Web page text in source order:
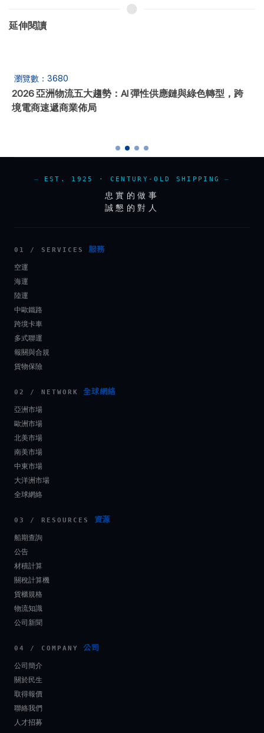
延伸閱讀
瀏覽數：3680
2026 亞洲物流五大趨勢：AI 彈性供應鏈與綠色轉型，跨
境電商速遞商業佈局
EST. 1925 · CENTURY-OLD SHIPPING
忠實的做事
誠懇的對人
01 / SERVICES 服務
空運
海運
陸運
中歐鐵路
跨境卡車
多式聯運
報關與合規
貨物保險
02 / NETWORK 全球網絡
亞洲市場
歐洲市場
北美市場
南美市場
中東市場
大洋洲市場
全球網絡
03 / RESOURCES 資源
船期查詢
公告
材積計算
關稅計算機
貨櫃規格
物流知識
公司新聞
04 / COMPANY 公司
公司簡介
關於民生
取得報價
聯絡我們
人才招募